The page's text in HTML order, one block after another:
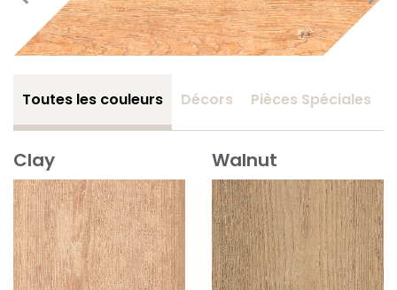
Toutes les couleurs Décors Pièces Spéciales
Clay Walnut